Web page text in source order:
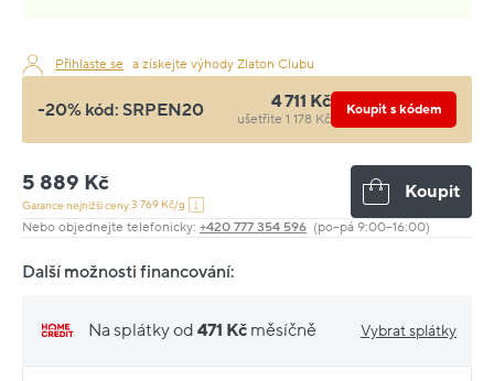
Přihlaste se a získejte výhody Zlaton Clubu
-20% kód: SRPEN20 4 711 Kč
ušetříte 1 178 Kč
Koupit s kódem
5 889 Kč
Garance nejnižší ceny:3 769 Kč/g
Koupit
Nebo objednejte telefonicky: +420 777 354 596 (po–pá 9:00–16:00)
Další možnosti financování:
Na splátky od 471 Kč měsíčně Vybrat splátky